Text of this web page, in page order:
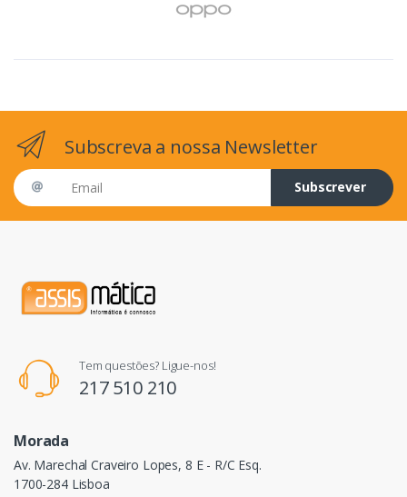
Subscreva a nossa Newsletter
Email address
Subscrever
Tem questões? Ligue-nos!
217 510 210
Morada
Av. Marechal Craveiro Lopes, 8 E - R/C Esq.
1700-284 Lisboa